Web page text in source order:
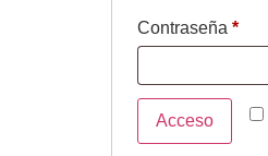
Contraseña *
Acceso